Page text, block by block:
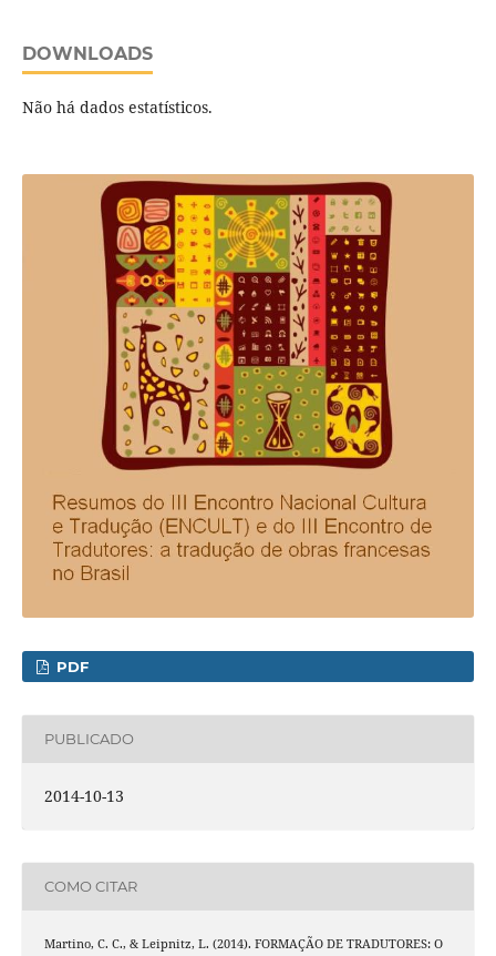
DOWNLOADS
Não há dados estatísticos.
PDF
PUBLICADO
2014-10-13
COMO CITAR
Martino, C. C., & Leipnitz, L. (2014). FORMAÇÃO DE TRADUTORES: O